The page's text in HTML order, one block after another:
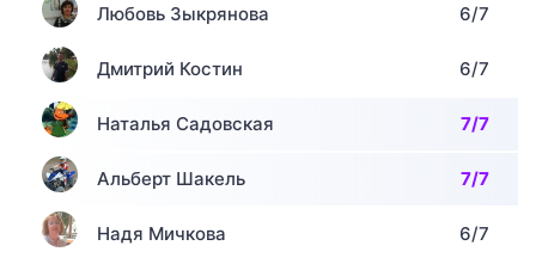
Любовь Зыкрянова 6/7
Дмитрий Костин 6/7
Наталья Садовская 7/7
Альберт Шакель 7/7
Надя Мичкова 6/7